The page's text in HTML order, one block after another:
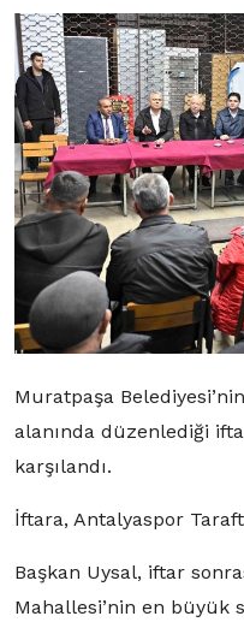
Muratpaşa
alanında düzenlediği
karşılandı.
İftara, Antalyaspor
Başkan Uysal, iftar
Mahallesi’nin en